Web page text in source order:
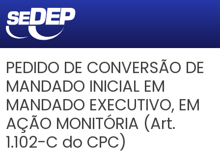
PEDIDO DE CONVERSÃO DE
MANDADO INICIAL EM
MANDADO EXECUTIVO, EM
AÇÃO MONITÓRIA (Art.
1.102-C do CPC)